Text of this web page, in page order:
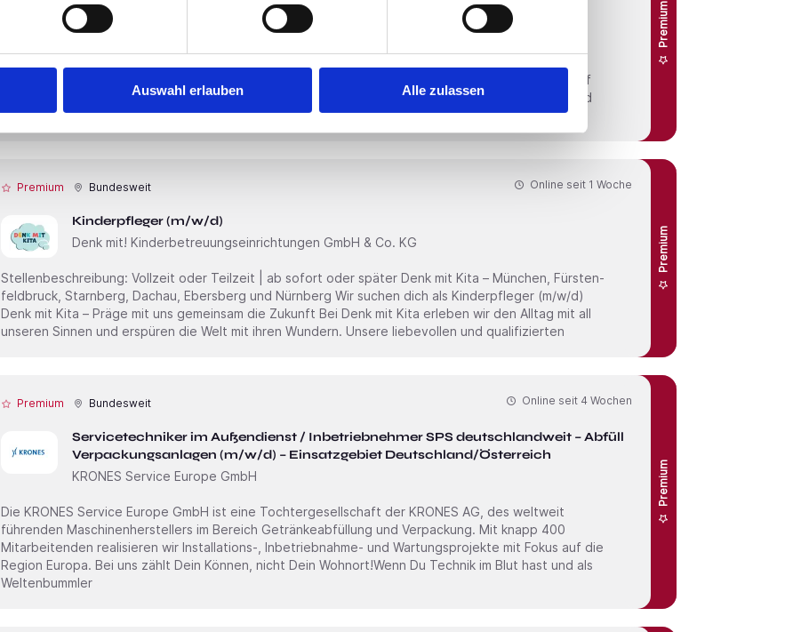
Auswahl erlauben Alle zulassen
Speira GmbH
Premium
Speira ist ein führendes europäisches Aluminiumwalz- und Recyclingunternehmen. An insgesamt elf
Recycling- und Walzproduktionsstätten in Deutschland und Norwegen samt eigener Forschung und
Entwicklung recycelt Speira
Premium Bundesweit
Kinderpfleger (m/w/d)
Denk mit! Kinderbetreuungseinrichtungen GmbH & Co. KG
Premium
Online seit 1 Woche
Stellenbeschreibung: Vollzeit oder Teilzeit | ab sofort oder später Denk mit Kita – München, Fürsten­
feld­bruck, Starnberg, Dachau, Ebersberg und Nürnberg Wir suchen dich als Kinderpfleger (m/w/d)
Denk mit Kita – Präge mit uns gemeinsam die Zukunft Bei Denk mit Kita erleben wir den Alltag mit all
unseren Sinnen und erspüren die Welt mit ihren Wundern. Unsere liebevollen und qualifizierten
Premium Bundesweit
Servicetechniker im Außendienst / Inbetriebnehmer SPS deutschlandweit – Abfüll- &
Verpackungsanlagen (m/w/d) – Einsatzgebiet Deutschland/Österreich
KRONES Service Europe GmbH
Premium
Online seit 4 Wochen
Die KRONES Service Europe GmbH ist eine Tochter­gesellschaft der KRONES AG, des weltweit
führenden Maschinen­herstellers im Bereich Getränke­abfüllung und Verpackung. Mit knapp 400
Mitarbei­tenden realisieren wir Installations-, Inbetrieb­nahme- und Wartungs­projekte mit Fokus auf die
Region Europa. Bei uns zählt Dein Können, nicht Dein Wohnort!Wenn Du Technik im Blut hast und als
Weltenbummler